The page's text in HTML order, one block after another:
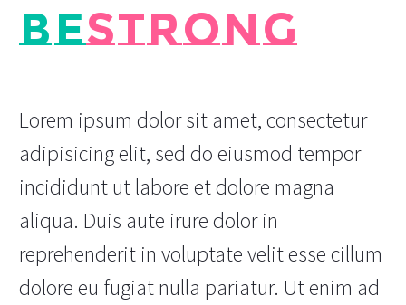
BESTRONG
Lorem ipsum dolor sit amet, consectetur
adipisicing elit, sed do eiusmod tempor
incididunt ut labore et dolore magna
aliqua. Duis aute irure dolor in
reprehenderit in voluptate velit esse cillum
dolore eu fugiat nulla pariatur. Ut enim ad